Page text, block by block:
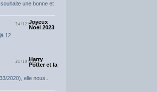
une bonne et
24/12/2023
Joyeux
Noel 2023
12...
31/10/2023
Harry
Potter et la
2020), elle nous...